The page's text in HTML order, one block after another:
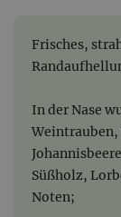
Frisches,
In der Nase
Weintrauben,
Süßholz,
Noten;